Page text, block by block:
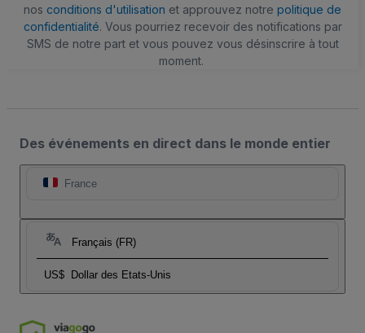
nos conditions d'utilisation et approuvez notre politique de
confidentialité. Vous pourriez recevoir des notifications par
SMS de notre part et vous pouvez vous désinscrire à tout
moment.
Des événements en direct dans le monde entier
France
Français (FR)
US$ Dollar des Etats-Unis